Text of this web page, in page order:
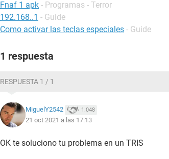
Fnaf 1 apk - Programas - Terror
192.168..1 - Guide
Como activar las teclas especiales - Guide
1 respuesta
RESPUESTA 1 / 1
MiguelY2542 1.048
21 oct 2021 a las 17:13
OK te soluciono tu problema en un TRIS